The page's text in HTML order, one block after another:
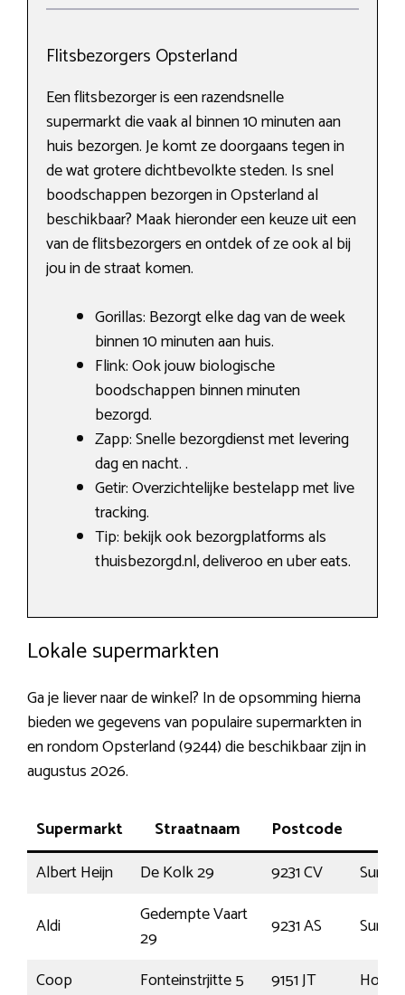
Flitsbezorgers Opsterland
Een flitsbezorger is een razendsnelle
supermarkt die vaak al binnen 10 minuten aan
huis bezorgen. Je komt ze doorgaans tegen in
de wat grotere dichtbevolkte steden. Is snel
boodschappen bezorgen in Opsterland al
beschikbaar? Maak hieronder een keuze uit een
van de flitsbezorgers en ontdek of ze ook al bij
jou in de straat komen.
Gorillas: Bezorgt elke dag van de week
binnen 10 minuten aan huis.
Flink: Ook jouw biologische
boodschappen binnen minuten
bezorgd.
Zapp: Snelle bezorgdienst met levering
dag en nacht. .
Getir: Overzichtelijke bestelapp met live
tracking.
Tip: bekijk ook bezorgplatforms als
thuisbezorgd.nl, deliveroo en uber eats.
Lokale supermarkten
Ga je liever naar de winkel? In de opsomming hierna
bieden we gegevens van populaire supermarkten in
en rondom Opsterland (9244) die beschikbaar zijn in
augustus 2026.
Supermarkt Straatnaam Postcode
Albert Heijn
De Kolk 29 9231 CV
Aldi
Gedempte Vaart
29
9231 AS
Coop
Fonteinstrjitte 5 9151 JT